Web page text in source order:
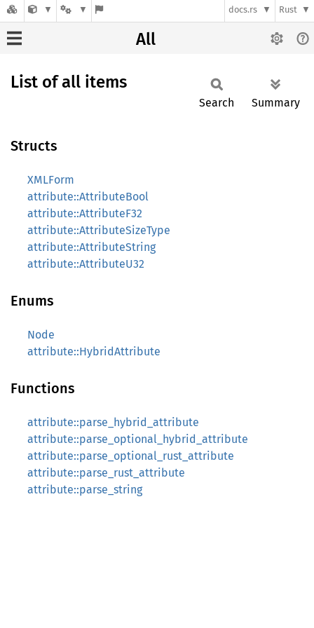
docs.rs Rust
All
List of all items
Search Summary
Structs
XMLForm
attribute::AttributeBool
attribute::AttributeF32
attribute::AttributeSizeType
attribute::AttributeString
attribute::AttributeU32
Enums
Node
attribute::HybridAttribute
Functions
attribute::parse_hybrid_attribute
attribute::parse_optional_hybrid_attribute
attribute::parse_optional_rust_attribute
attribute::parse_rust_attribute
attribute::parse_string